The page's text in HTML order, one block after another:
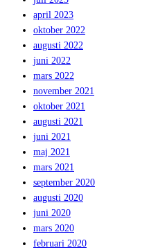
april 2023
oktober 2022
augusti 2022
juni 2022
mars 2022
november 2021
oktober 2021
augusti 2021
juni 2021
maj 2021
mars 2021
september 2020
augusti 2020
juni 2020
mars 2020
februari 2020